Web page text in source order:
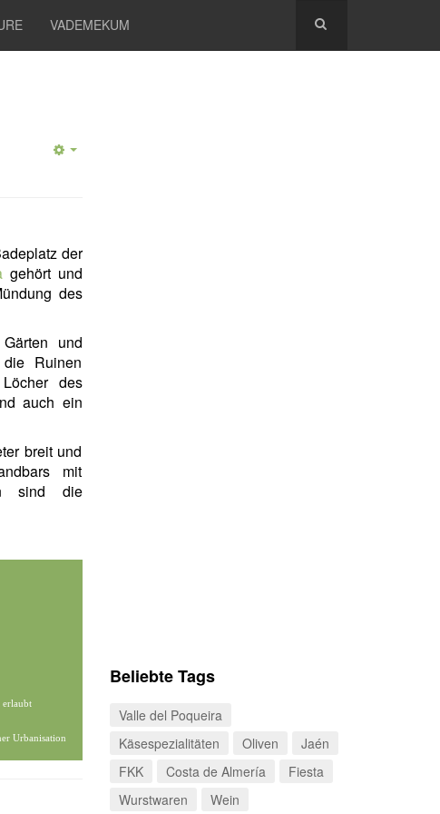
VADEMEKUM
der
gehört und
des
und
Ruinen
des
auch ein
breit und
mit
sind die
erlaubt
Urbanisation
Beliebte Tags
Valle del Poqueira
Käsespezialitäten
Oliven
Jaén
FKK
Costa de Almería
Fiesta
Wurstwaren
Wein